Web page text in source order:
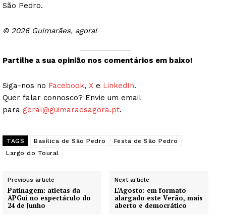
São Pedro.
© 2026 Guimarães, agora!
Partilhe a sua opinião nos comentários em baixo!
Siga-nos no Facebook, X e LinkedIn.
Quer falar connosco? Envie um email
para geral@guimaraesagora.pt.
TAGS Basílica de São Pedro
Festa de São Pedro
Largo do Toural
Previous article
Patinagem: atletas da
APGui no espectáculo do
24 de Junho
Next article
L’Agosto: em formato
alargado este Verão, mais
aberto e democrático